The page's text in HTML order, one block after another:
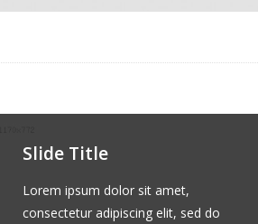
Slide Title
Lorem ipsum dolor sit amet,
consectetur adipiscing elit, sed do
Slide #2 Title
Sed ut perspiciatis unde omnis iste
natus error sit voluptatem